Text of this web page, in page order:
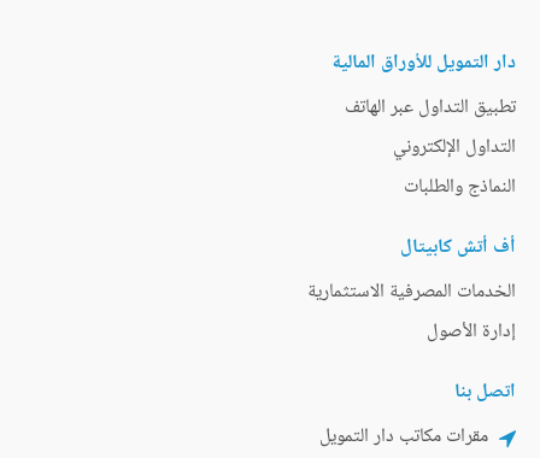
دار التمويل للأوراق المالية
تطبيق التداول عبر الهاتف
التداول الإلكتروني
النماذج والطلبات
أف أتش كابيتال
الخدمات المصرفية الاستثمارية
إدارة الأصول
اتصل بنا
مقرات مكاتب دار التمويل